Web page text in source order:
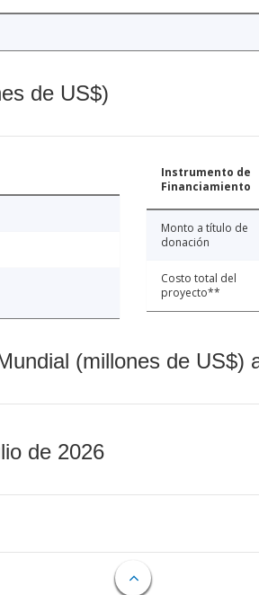
de US$)
Instrumento de
Financiamiento
Monto a título de
donación
Costo total del
proyecto**
(millones de US$)
de 2026